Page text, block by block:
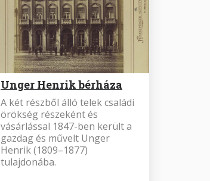
Unger Henrik bérháza
A két részből álló telek családi
örökség részeként és
vásárlással 1847-ben került a
gazdag és művelt Unger
Henrik (1809–1877)
tulajdonába.